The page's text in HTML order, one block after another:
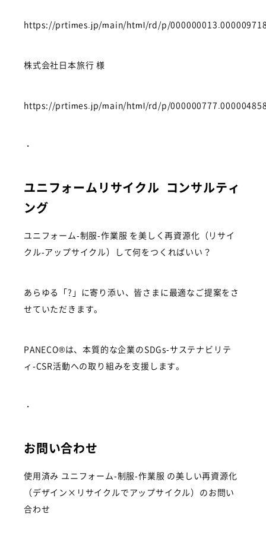
https://prtimes.jp/main/html/rd/p/
株式会社日本旅行 様
https://prtimes.jp/main/html/rd/p/
・
ユニフォームリサイクル コンサルティ
ング
ユニフォーム-制服-作業服 を美しく再資源化（リサイ
クル-アップサイクル）して何をつくればいい？
あらゆる「?」に寄り添い、皆さまに最適なご提案をさ
せていただきます。
PANECO®は、本質的な企業のSDGs-サステナビリテ
ィ-CSR活動への取り組みを支援します。
・
お問い合わせ
使用済み ユニフォーム-制服-作業服 の美しい再資源化
（デザイン×リサイクルでアップサイクル）のお問い
合わせ